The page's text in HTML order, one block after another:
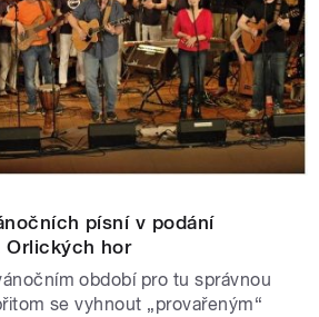
písní v podání
Orlických hor
období pro tu správnou
se vyhnout „provařeným“